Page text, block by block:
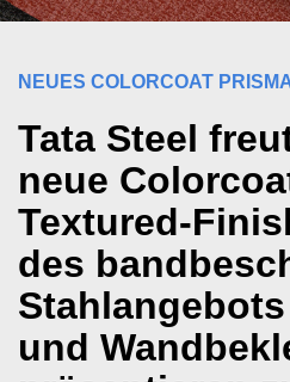
NEUES COLORCOAT
Tata Steel
neue
Textured-
des
und